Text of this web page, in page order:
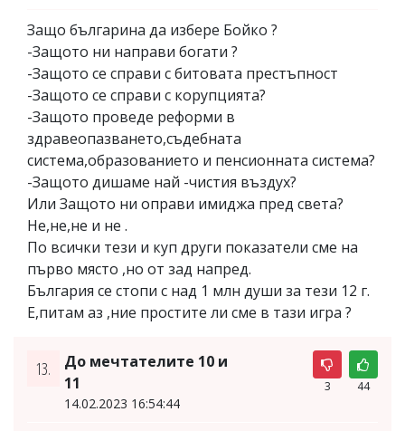
Защо българина да избере Бойко ?
-Защото ни направи богати ?
-Защото се справи с битовата престъпност
-Защото се справи с корупцията?
-Защото проведе реформи в
здравеопазването,съдебната
система,образованието и пенсионната система?
-Защото дишаме най -чистия въздух?
Или Защото ни оправи имиджа пред света?
Не,не,не и не .
По всички тези и куп други показатели сме на
първо място ,но от зад напред.
България се стопи с над 1 млн души за тези 12 г.
Е,питам аз ,ние простите ли сме в тази игра ?
13.
До мечтателите 10 и
11
14.02.2023 16:54:44
3 44